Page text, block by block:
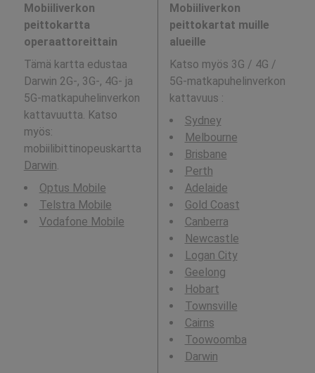
Mobiiliverkon
peittokartta
operaattoreittain
Tämä kartta edustaa
Darwin 2G-, 3G-, 4G- ja
5G-matkapuhelinverkon
kattavuutta. Katso
myös:
mobiilibittinopeuskartta
Darwin
Optus Mobile
Telstra Mobile
Vodafone Mobile
Mobiiliverkon
peittokartat muille
alueille
Katso myös 3G / 4G /
5G-matkapuhelinverkon
kattavuus :
Sydney
Melbourne
Brisbane
Perth
Adelaide
Gold Coast
Canberra
Newcastle
Logan City
Geelong
Hobart
Townsville
Cairns
Toowoomba
Darwin